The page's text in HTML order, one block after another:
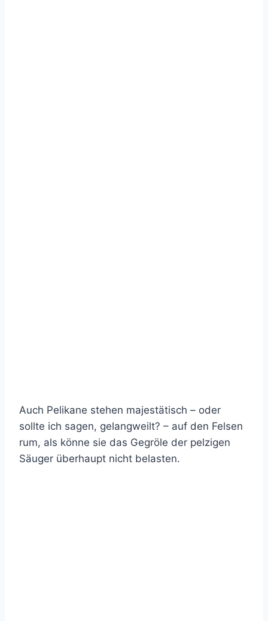
Auch Pelikane stehen majestätisch – oder
sollte ich sagen, gelangweilt? – auf den Felsen
rum, als könne sie das Gegröle der pelzigen
Säuger überhaupt nicht belasten.